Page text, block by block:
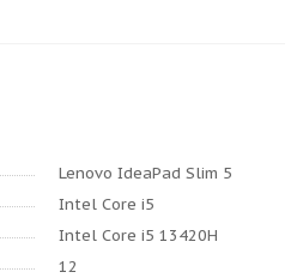
Lenovo IdeaPad Slim 5
Intel Core i5
Intel Core i5 13420H
12